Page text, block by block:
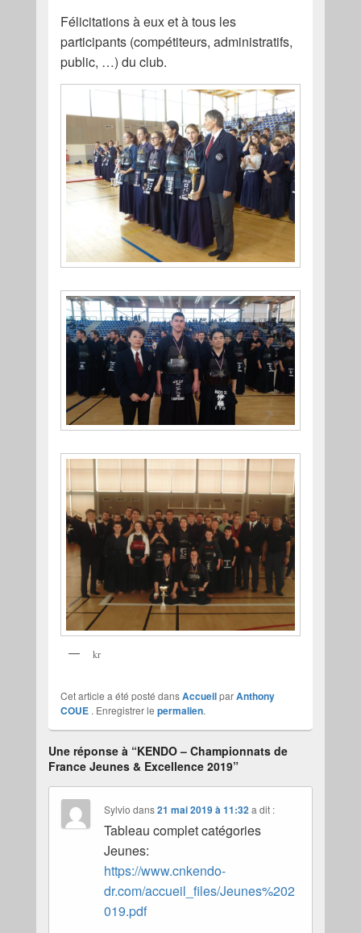
Félicitations à eux et à tous les
participants (compétiteurs, administratifs,
public, …) du club.
kr
Cet article a été posté dansAccueilparAnthony
COUE. Enregistrer le permalien.
Une réponse à “KENDO – Championnats de
France Jeunes & Excellence 2019”
Sylvio dans21 mai 2019 à 11:32a dit :
Tableau complet catégories
Jeunes:
https://www.cnkendo-
dr.com/accueil_files/Jeunes%202
019.pdf